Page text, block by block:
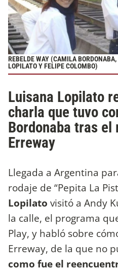
REBELDE WAY (CAMILA
LOPILATO Y FELIPE COLOMBO)
Luisana Lopilato
charla que tuvo
Bordonaba tras el
Erreway
Llegada a Argentina
rodaje de “Pepita La
Lopilato visitó a Andy
la calle, el programa
Play, y habló sobre
Erreway, de la que no
como fue el